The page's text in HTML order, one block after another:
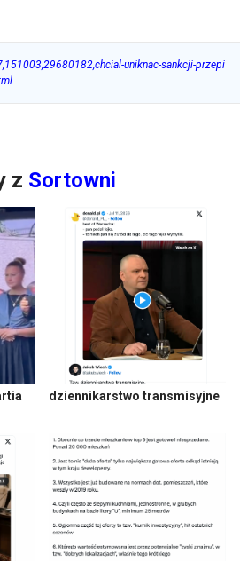
uniknac-sankcji-przepi
z Sortowni
dziennikarstwo transmisyjne